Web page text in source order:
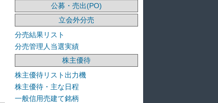
公募・売出(PO)
立会外分売
分売結果リスト
分売管理人当選実績
株主優待
株主優待リスト出力機
株主優待・主な日程
一般信用売建て銘柄